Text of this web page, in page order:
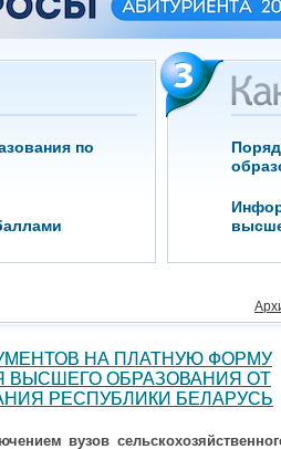
по
НА ПЛАТНУЮ ФОРМУ
ВЫСШЕГО ОБРАЗОВАНИЯ ОТ
РЕСПУБЛИКИ БЕЛАРУСЬ
вузов